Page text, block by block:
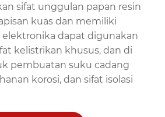
sifat unggulan papan resin
kuas dan memiliki
elektronika dapat digunakan
kelistrikan khusus, dan di
pembuatan suku cadang
korosi, dan sifat isolasi